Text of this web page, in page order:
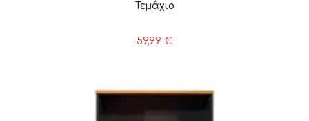
Τεμάχιο
59,99 €